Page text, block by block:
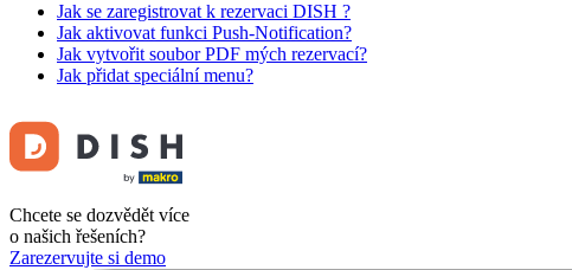
Jak se zaregistrovat k rezervaci DISH ?
Jak aktivovat funkci Push-Notification?
Jak vytvořit soubor PDF mých rezervací?
Jak přidat speciální menu?
Chcete se dozvědět více
o našich řešeních?
Zarezervujte si demo